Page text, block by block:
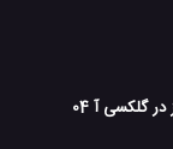
تست بازی موبایل لجندز در گلکسی آ 04